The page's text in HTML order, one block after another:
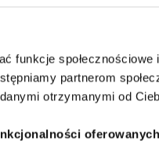
funkcje społecznościowe
partnerom
otrzymanymi od